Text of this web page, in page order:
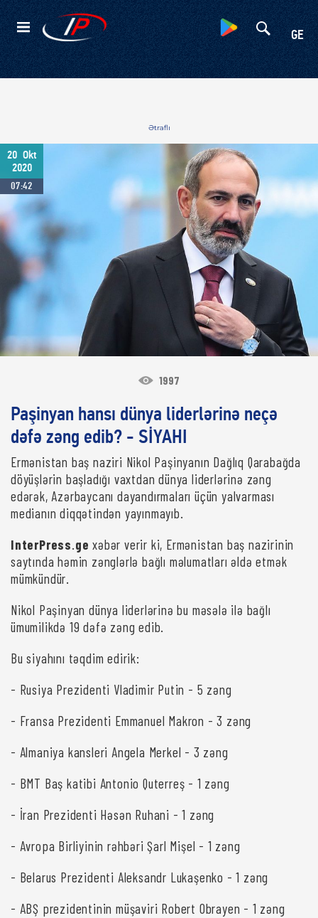
GE
Kateqoriyalar
Ətraflı
20 Okt
2020
07:42
1997
Paşinyan hansı dünya liderlərinə neçə
dəfə zəng edib? - SİYAHI
Ermənistan baş naziri Nikol Paşinyanın Dağlıq Qarabağda
döyüşlərin başladığı vaxtdan dünya liderlərinə zəng
edərək, Azərbaycanı dayandırmaları üçün yalvarması
medianın diqqətindən yayınmayıb.
InterPress.ge xəbər verir ki, Ermənistan baş nazirinin
saytında həmin zənglərlə bağlı məlumatları əldə etmək
mümkündür.
Nikol Paşinyan dünya liderlərinə bu məsələ ilə bağlı
ümumilikdə 19 dəfə zəng edib.
Bu siyahını təqdim edirik:
- Rusiya Prezidenti Vladimir Putin - 5 zəng
- Fransa Prezidenti Emmanuel Makron - 3 zəng
- Almaniya kansleri Angela Merkel - 3 zəng
- BMT Baş katibi Antonio Quterreş - 1 zəng
- İran Prezidenti Həsən Ruhani - 1 zəng
- Avropa Birliyinin rəhbəri Şarl Mişel - 1 zəng
- Belarus Prezidenti Aleksandr Lukaşenko - 1 zəng
- ABŞ prezidentinin müşaviri Robert Obrayen - 1 zəng